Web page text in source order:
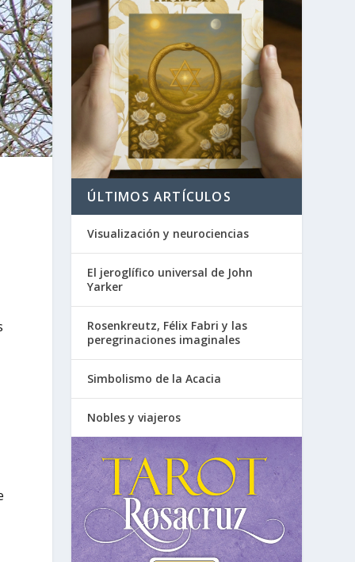
ÚLTIMOS ARTÍCULOS
Visualización y neurociencias
El jeroglífico universal de John
Yarker
Rosenkreutz, Félix Fabri y las
peregrinaciones imaginales
Simbolismo de la Acacia
Nobles y viajeros